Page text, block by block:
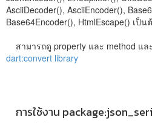
AsciiDecoder(), AsciiEncoder(),
Base64Encoder(), HtmlEscape() เป็น
สามารถดู property และ method แล
dart:convert library
การใช้งาน